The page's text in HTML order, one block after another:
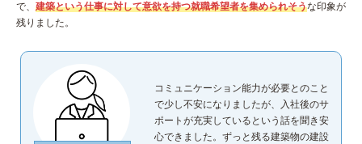
で、 建築という仕事に対して意欲を持つ就職希望者を集められそうな印象が
残りました。
コミュニケーション能力が必要とのこと
で少し不安になりましたが、入社後のサ
ポートが充実しているという話を聞き安
心できました。ずっと残る建築物の建設